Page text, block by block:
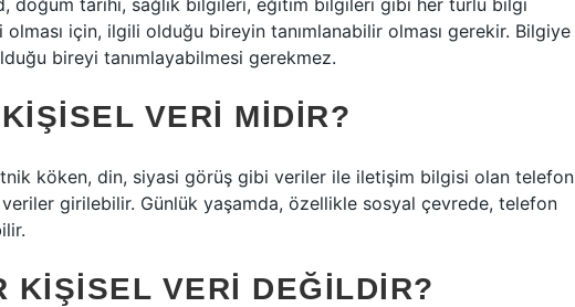
doğum tarihi, sağlık bilgileri, eğitim bilgileri gibi her türlü bilgi
için, ilgili olduğu bireyin tanımlanabilir olması gerekir. Bilgiye
bireyi tanımlayabilmesi gerekmez.
VERI MIDIR?
köken, din, siyasi görüş gibi veriler ile iletişim bilgisi olan telefon
girilebilir. Günlük yaşamda, özellikle sosyal çevrede, telefon
KIŞISEL VERI DEĞILDIR?